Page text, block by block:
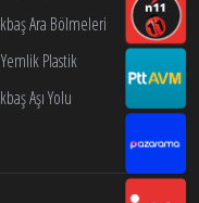
Ara Bölmeleri
Yemlik Plastik
Aşı Yolu